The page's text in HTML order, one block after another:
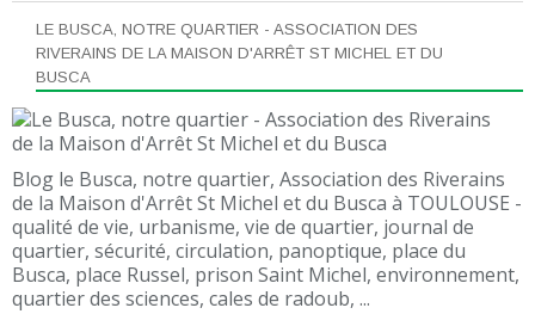
LE BUSCA, NOTRE QUARTIER - ASSOCIATION DES
RIVERAINS DE LA MAISON D'ARRÊT ST MICHEL ET DU
BUSCA
Blog le Busca, notre quartier, Association des Riverains
de la Maison d'Arrêt St Michel et du Busca à TOULOUSE -
qualité de vie, urbanisme, vie de quartier, journal de
quartier, sécurité, circulation, panoptique, place du
Busca, place Russel, prison Saint Michel, environnement,
quartier des sciences, cales de radoub, ...